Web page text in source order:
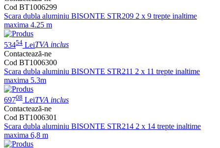
Cod BT1006299
Scara dubla aluminiu BISONTE STR209 2 x 9 trepte inaltime
maxima 4.25 m
53454 LeiTVA inclus
Contactează-ne
Cod BT1006300
Scara dubla aluminiu BISONTE STR211 2 x 11 trepte inaltime
maxima 5.3m
69708 LeiTVA inclus
Contactează-ne
Cod BT1006301
Scara dubla aluminiu BISONTE STR214 2 x 14 trepte inaltime
maxima 6,8 m